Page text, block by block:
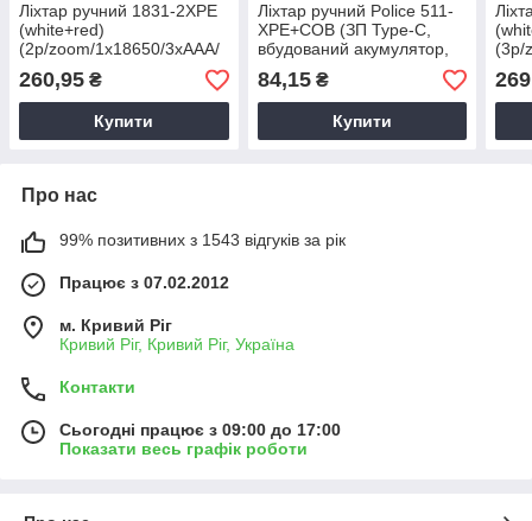
Ліхтар ручний 1831-2XPE
(white+red)
(2р/zoom/1x18650/3хААА/
ЗУ 1хLi-ion) 12,6 см,
світлодіодний ліхтар
акумуляторний
260,95 ₴
Купити
Ліхтар ручний Police 511-
XPE+COB (ЗП Type-C,
вбудований акумулятор,
3р, zoom) 9.3см
84,15₴
Купити
(3р/
ЗУ
Про нас
99% позитивних з 1543 відгуків за рік
Працює з 07.02.2012
м. Кривий Ріг
Кривий Ріг, Кривий Ріг, Україна
Контакти
Сьогодні працює з 09:00 до 17:00
Показати весь графік роботи